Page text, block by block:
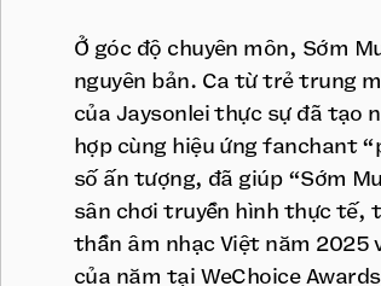
Ở góc độ chuyên môn, Sớm
nguyên bản. Ca từ trẻ trung
của Jaysonlei thực sự đã tạo
hợp cùng hiệu ứng fanchant
số ấn tượng, đã giúp “Sớm
sân chơi truyền hình thực tế,
thần âm nhạc Việt năm 2025
của năm tại WeChoice